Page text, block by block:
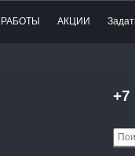
АКЦИИ
+7